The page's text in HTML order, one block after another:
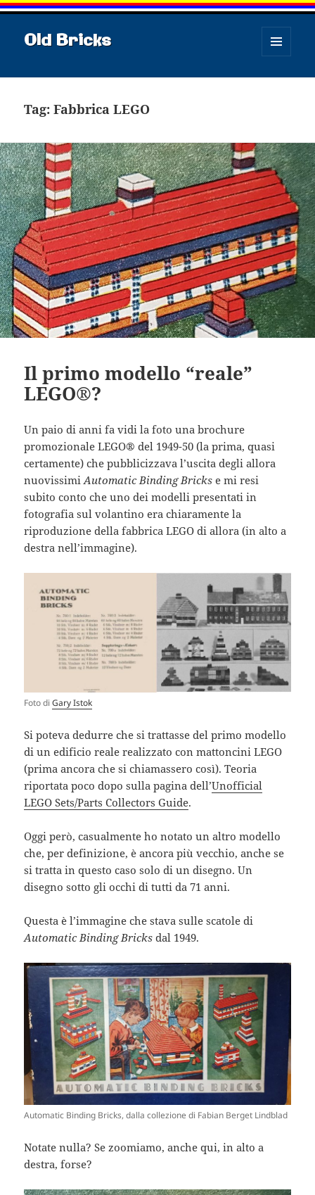
Old Bricks
Tag:Fabbrica LEGO
Il primo modello “reale”
LEGO®?
Un paio di anni fa vidi la foto una brochure
promozionale LEGO® del 1949-50 (la prima, quasi
certamente) che pubblicizzava l’uscita degli allora
nuovissimiAutomatic Binding Bricks e mi resi
subito conto che uno dei modelli presentati in
fotografia sul volantino era chiaramente la
riproduzione della fabbrica LEGO di allora (in alto a
destra nell’immagine).
Foto diGary Istok
Si poteva dedurre che si trattasse del primo modello
di un edificio reale realizzato con mattoncini LEGO
(prima ancora che si chiamassero così). Teoria
riportata poco dopo sulla pagina dell’Unofficial
LEGO Sets/Parts Collectors Guide.
Oggi però, casualmente ho notato un altro modello
che, per definizione, è ancora più vecchio, anche se
si tratta in questo caso solo di un disegno. Un
disegno sotto gli occhi di tutti da 71 anni.
Questa è l’immagine che stava sulle scatole di
Automatic Binding Bricks dal 1949.
Automatic Binding Bricks, dalla collezione di Fabian Berget Lindblad
Notate nulla? Se zoomiamo, anche qui, in alto a
destra, forse?